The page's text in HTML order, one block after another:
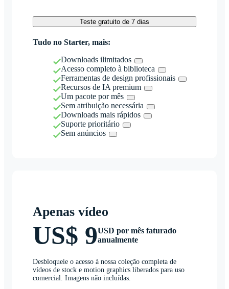
Teste gratuito de 7 dias
Tudo no Starter, mais:
Downloads ilimitados
Acesso completo à biblioteca
Ferramentas de design profissionais
Recursos de IA premium
Um pacote por mês
Sem atribuição necessária
Downloads mais rápidos
Suporte prioritário
Sem anúncios
Apenas vídeo
US$ 9USD por mês faturado
anualmente
Desbloqueie o acesso à nossa coleção completa de
vídeos de stock e motion graphics liberados para uso
comercial. Imagens não incluídas.